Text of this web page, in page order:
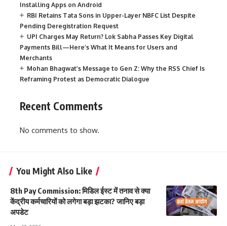
Installing Apps on Android
RBI Retains Tata Sons in Upper-Layer NBFC List Despite
Pending Deregistration Request
UPI Charges May Return? Lok Sabha Passes Key Digital
Payments Bill—Here’s What It Means for Users and
Merchants
Mohan Bhagwat’s Message to Gen Z: Why the RSS Chief Is
Reframing Protest as Democratic Dialogue
Recent Comments
No comments to show.
You Might Also Like
8th Pay Commission: मिडिल ईस्ट में तनाव से क्या
केंद्रीय कर्मचारियों को लगेगा बड़ा झटका? जानिए बड़ा
अपडेट